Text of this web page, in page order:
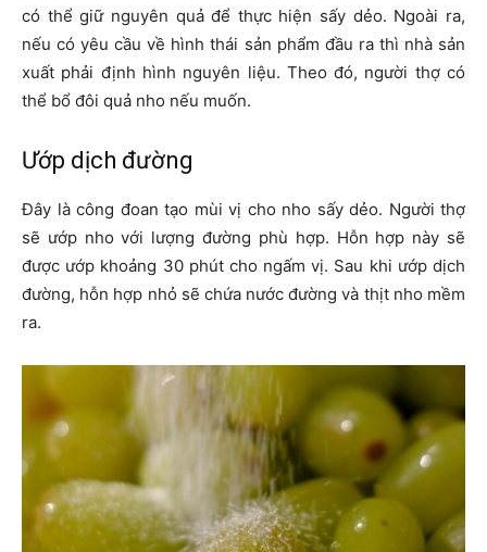
có thể giữ nguyên quả để thực hiện sấy dẻo. Ngoài ra,
nếu có yêu cầu về hình thái sản phẩm đầu ra thì nhà sản
xuất phải định hình nguyên liệu. Theo đó, người thợ có
thể bổ đôi quả nho nếu muốn.
Ướp dịch đường
Đây là công đoan tạo mùi vị cho nho sấy dẻo. Người thợ
sẽ ướp nho với lượng đường phù hợp. Hỗn hợp này sẽ
được ướp khoảng 30 phút cho ngấm vị. Sau khi ướp dịch
đường, hỗn hợp nhỏ sẽ chứa nước đường và thịt nho mềm
ra.